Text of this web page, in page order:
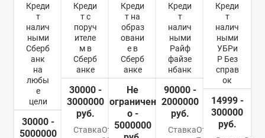
Креди
т
налич
ными
Сберб
анк
на
любы
е
цели
30000 -
5000000
Креди
т с
поруч
ителе
м в
Сберб
анке
30000 -
3000000
руб.
СтавкаОт
Креди
т на
образ
овани
е в
Сберб
анке
Не
ограничен
о -
5000000
Креди
т
налич
ными
Райф
файзе
нбанк
90000 -
2000000
руб.
СтавкаОт
Креди
т
налич
ными
УБРи
Р Без
справ
ок
14999 -
300000
руб.